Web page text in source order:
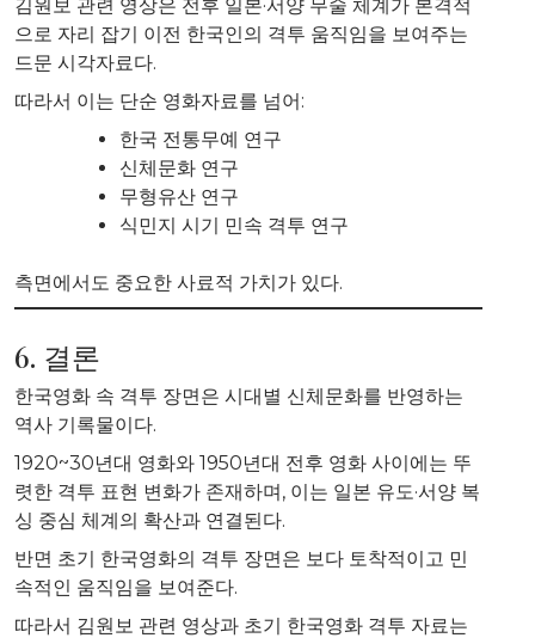
김원보 관련 영상은 전후 일본·서양 무술 체계가 본격적
으로 자리 잡기 이전 한국인의 격투 움직임을 보여주는
드문 시각자료다.
따라서 이는 단순 영화자료를 넘어:
한국 전통무예 연구
신체문화 연구
무형유산 연구
식민지 시기 민속 격투 연구
측면에서도 중요한 사료적 가치가 있다.
6. 결론
한국영화 속 격투 장면은 시대별 신체문화를 반영하는
역사 기록물이다.
1920~30년대 영화와 1950년대 전후 영화 사이에는 뚜
렷한 격투 표현 변화가 존재하며, 이는 일본 유도·서양 복
싱 중심 체계의 확산과 연결된다.
반면 초기 한국영화의 격투 장면은 보다 토착적이고 민
속적인 움직임을 보여준다.
따라서 김원보 관련 영상과 초기 한국영화 격투 자료는